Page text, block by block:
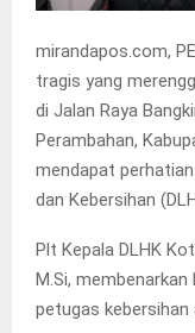
mirandapos.com,
tragis yang
di Jalan Raya
Perambahan,
mendapat
dan Kebersihan
Plt Kepala DLHK
M.Si,
petugas kebersihan